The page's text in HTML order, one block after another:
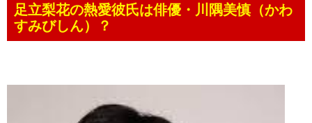
足立梨花の熱愛彼氏は俳優・川隅美慎（かわ
すみびしん）？